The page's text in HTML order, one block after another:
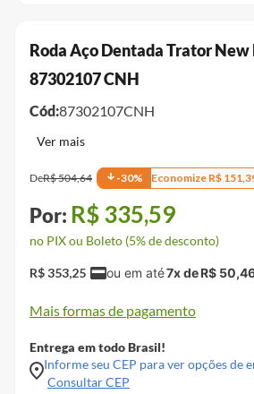
Roda Aço Dentada Trator
87302107 CNH
Cód:87302107CNH
DeR$504,64 -30% Economize R$ 151,
R$335,59
no PIX ou Boleto (5% de desconto)
R$353,25 7x deR$ 50,
Mais formas de pagamento
Entrega em todo Brasil!
Informe seu CEP para ver opções de
Consultar CEP